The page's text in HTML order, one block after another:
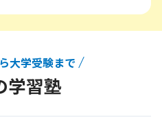
大学受験まで
学習塾